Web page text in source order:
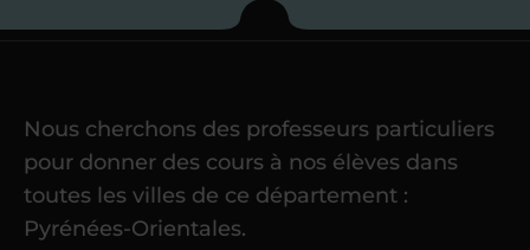
Je commence mes
Une fois ma candidature validée,mon
référent me confie mes premiers
élèvesdans un délai de6 jours
maximum. Me voilà enseignant(e)
Nous cherchons des professeurs particuliers
pour donner des cours à nos élèves dans
toutes les villes de ce département :
Pyrénées-Orientales.